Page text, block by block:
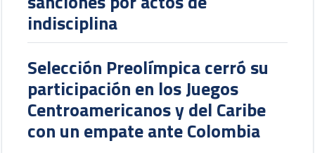
indisciplina
Selección Preolímpica cerró su
participación en los Juegos
Centroamericanos y del Caribe
con un empate ante Colombia